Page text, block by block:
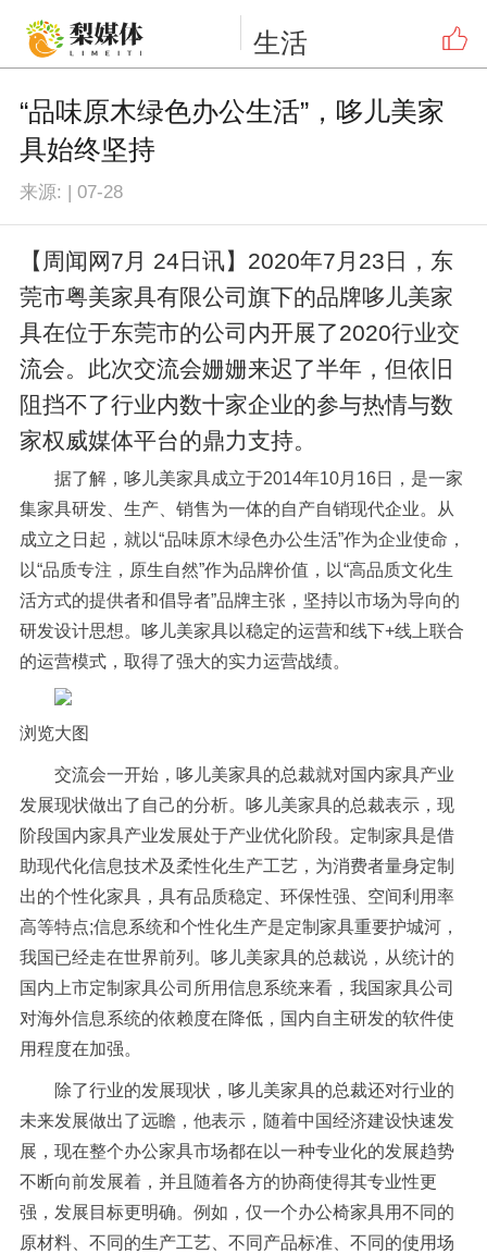
生活
“品味原木绿色办公生活”，哆儿美家
具始终坚持
来源: |07-28
【周闻网7月 24日讯】2020年7月23日，东
莞市粤美家具有限公司旗下的品牌哆儿美家
具在位于东莞市的公司内开展了2020行业交
流会。此次交流会姗姗来迟了半年，但依旧
阻挡不了行业内数十家企业的参与热情与数
家权威媒体平台的鼎力支持。
据了解，哆儿美家具成立于2014年10月16日，是一家
集家具研发、生产、销售为一体的自产自销现代企业。从
成立之日起，就以“品味原木绿色办公生活”作为企业使命，
以“品质专注，原生自然”作为品牌价值，以“高品质文化生
活方式的提供者和倡导者”品牌主张，坚持以市场为导向的
研发设计思想。哆儿美家具以稳定的运营和线下+线上联合
的运营模式，取得了强大的实力运营战绩。
浏览大图
交流会一开始，哆儿美家具的总裁就对国内家具产业
发展现状做出了自己的分析。哆儿美家具的总裁表示，现
阶段国内家具产业发展处于产业优化阶段。定制家具是借
助现代化信息技术及柔性化生产工艺，为消费者量身定制
出的个性化家具，具有品质稳定、环保性强、空间利用率
高等特点;信息系统和个性化生产是定制家具重要护城河，
我国已经走在世界前列。哆儿美家具的总裁说，从统计的
国内上市定制家具公司所用信息系统来看，我国家具公司
对海外信息系统的依赖度在降低，国内自主研发的软件使
用程度在加强。
除了行业的发展现状，哆儿美家具的总裁还对行业的
未来发展做出了远瞻，他表示，随着中国经济建设快速发
展，现在整个办公家具市场都在以一种专业化的发展趋势
不断向前发展着，并且随着各方的协商使得其专业性更
强，发展目标更明确。例如，仅一个办公椅家具用不同的
原材料、不同的生产工艺、不同产品标准、不同的使用场